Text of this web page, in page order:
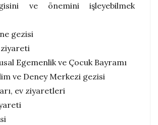
ve önemini işleyebilmek
gezisi
Egemenlik ve Çocuk Bayramı
ve Deney Merkezi gezisi
ev ziyaretleri